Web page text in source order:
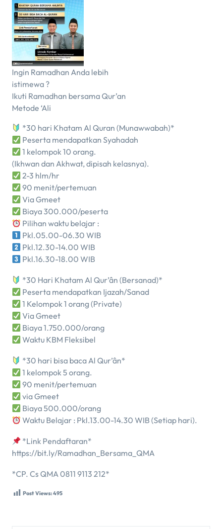
Ingin Ramadhan Anda lebih
istimewa ?
Ikuti Ramadhan bersama Qur’an
Metode ‘Ali
*30 hari Khatam Al Quran (Munawwabah)*
Peserta mendapatkan Syahadah
1 kelompok 10 orang.
(Ikhwan dan Akhwat, dipisah kelasnya).
2-3 hlm/hr
90 menit/pertemuan
Via Gmeet
Biaya 300.000/peserta
Pilihan waktu belajar :
Pkl.05.00-06.30 WIB
Pkl.12.30-14.00 WIB
Pkl.16.30-18.00 WIB
*30 Hari Khatam Al Qur’ân (Bersanad)*
Peserta mendapatkan Ijazah/Sanad
1 Kelompok 1 orang (Private)
Via Gmeet
Biaya 1.750.000/orang
Waktu KBM Fleksibel
*30 hari bisa baca Al Qur’ân*
1 kelompok 5 orang.
90 menit/pertemuan
via Gmeet
Biaya 500.000/orang
Waktu Belajar : Pkl.13.00-14.30 WIB (Setiap hari).
*Link Pendaftaran*
https://bit.ly/Ramadhan_Bersama_QMA
*CP. Cs QMA 0811 9113 212*
Post Views:495